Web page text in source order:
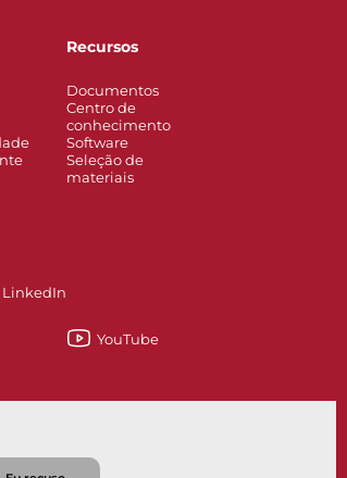
LinkedIn
Recursos
Documentos
Centro de
conhecimento
Software
Seleção de
materiais
YouTube